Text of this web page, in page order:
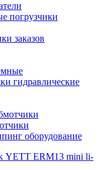
погрузчики
заказов
гидравлические
оборудование